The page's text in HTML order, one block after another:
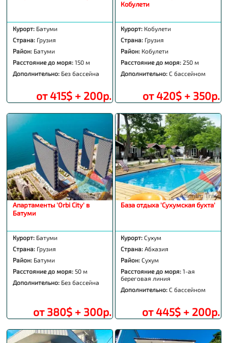
Курорт: Батуми
Страна: Грузия
Район: Батуми
Расстояние до моря: 150 м
Дополнительно: Без бассейна
от 415$ + 200р.
Кобулети
Курорт: Кобулети
Страна: Грузия
Район: Кобулети
Расстояние до моря:250 м
Дополнительно:С бассейном
от 420$ + 350р.
Апартаменты 'Orbi City' в
Батуми
Курорт: Батуми
Страна: Грузия
Район: Батуми
Расстояние до моря: 50 м
Дополнительно: Без бассейна
от 380$ + 300р.
База отдыха 'Сухумская бухта'
Курорт:Сухум
Страна:Абхазия
Район:Сухум
Расстояние до моря:1-ая
береговая линия
Дополнительно:С бассейном
от 445$ + 200р.